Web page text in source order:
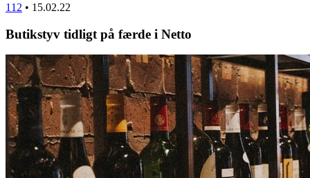
112 • 15.02.22
Butikstyv tidligt på færde i Netto